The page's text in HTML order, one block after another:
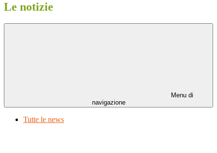
Le notizie
Menu di
navigazione
Tutte le news